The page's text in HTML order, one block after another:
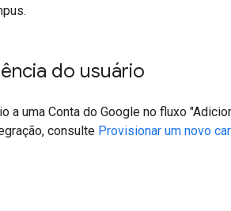
do usuário
uma Conta do Google no fluxo
consulte Provisionar um novo